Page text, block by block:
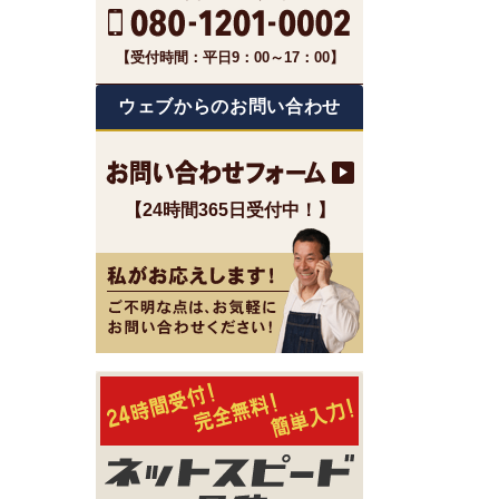
【受付時間：平日9：00～17：00】
ウェブからのお問い合わせ
【24時間365日受付中！】